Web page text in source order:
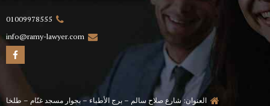
01009978555
info@ramy-lawyer.com
العنوان: شارع صلاح سالم – برج الأطباء – بجوار مسجد غنّام – طلخا